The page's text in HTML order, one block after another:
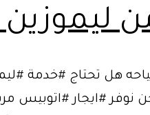
هل تحتاج #خدمة